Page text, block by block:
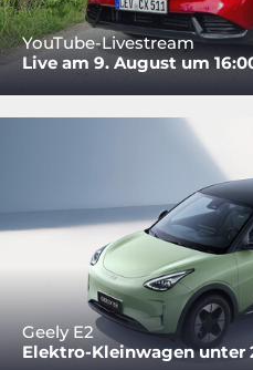
YouTube-Livestream
Live am 9. August um
Geely E2
Elektro-Kleinwagen unter